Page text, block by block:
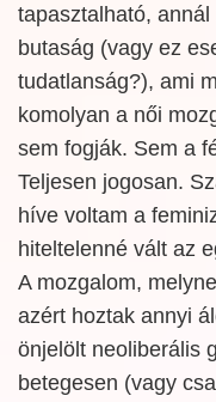
tapasztalható,
butaság (vagy ez
tudatlanság?), ami
komolyan a női
sem fogják. Sem a
Teljesen jogosan.
híve voltam a
hiteltelenné vált az
A mozgalom,
azért hoztak annyi
önjelölt neoliberális
betegesen (vagy